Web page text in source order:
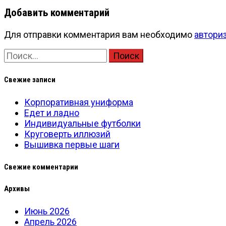
по
Добавить комментарий
Для отправки комментария вам необходимо
Найти:
Свежие записи
Корпоративная униформа
Едет и ладно
Индивидуальные футболки
Круговерть иллюзий
Вышивка первые шаги
Свежие комментарии
Архивы
Июнь 2026
Апрель 2026